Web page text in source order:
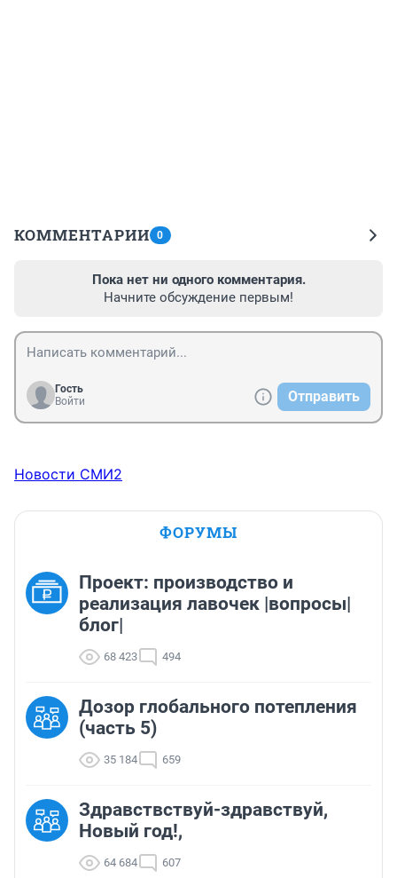
КОММЕНТАРИИ 0
Пока нет ни одного комментария.
Начните обсуждение первым!
Гость
Войти
Отправить
Новости СМИ2
ФОРУМЫ
Проект: производство и
реализация лавочек |вопросы|
блог|
68 423 494
Дозор глобального потепления
(часть 5)
35 184 659
Здравствствуй-здравствуй,
Новый год!,
64 684 607